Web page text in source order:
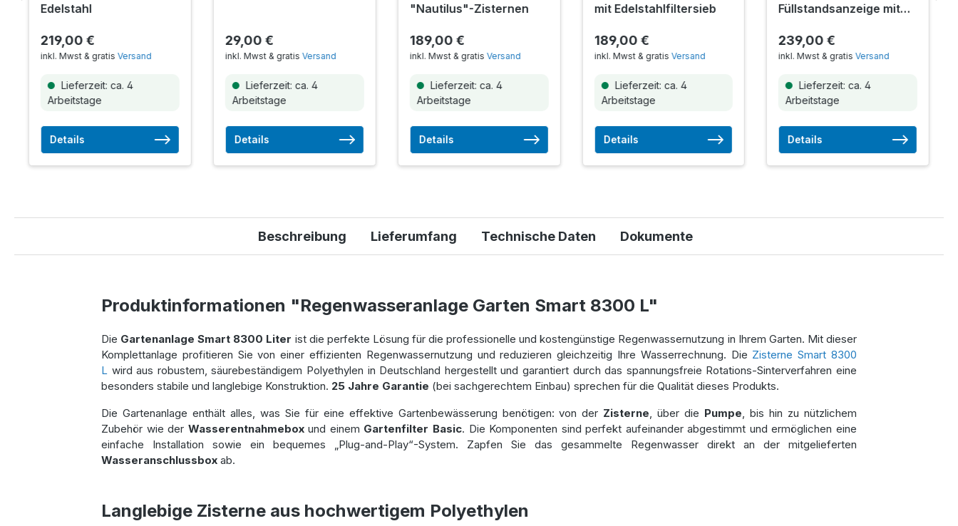
Edelstahl
219,00 €
inkl. Mwst & gratis Versand
Lieferzeit: ca. 4
Arbeitstage
Details
29,00 €
inkl. Mwst & gratis Versand
Lieferzeit: ca. 4
Arbeitstage
Details
"Nautilus"-Zisternen
189,00 €
inkl. Mwst & gratis Versand
Lieferzeit: ca. 4
Arbeitstage
Details
mit Edelstahlfiltersieb
189,00 €
inkl. Mwst & gratis Versand
Lieferzeit: ca. 4
Arbeitstage
Details
Füllstandsanzeige mit
239,00 €
inkl. Mwst & gratisVersand
Lieferzeit: ca. 4
Arbeitstage
Details
Beschreibung Lieferumfang Technische Daten Dokumente
Produktinformationen "Regenwasseranlage Garten Smart 8300 L"
Die Gartenanlage Smart 8300 Liter ist die perfekte Lösung für die professionelle und kostengünstige Regenwassernutzung in Ihrem Garten. Mit dieser
Komplettanlage profitieren Sie von einer effizienten Regenwassernutzung und reduzieren gleichzeitig Ihre Wasserrechnung. Die Zisterne Smart 8300
L wird aus robustem, säurebeständigem Polyethylen in Deutschland hergestellt und garantiert durch das spannungsfreie Rotations-Sinterverfahren eine
besonders stabile und langlebige Konstruktion. 25 Jahre Garantie (bei sachgerechtem Einbau) sprechen für die Qualität dieses Produkts.
Die Gartenanlage enthält alles, was Sie für eine effektive Gartenbewässerung benötigen: von der Zisterne , über die Pumpe , bis hin zu nützlichem
Zubehör wie der Wasserentnahmeboxund einem Gartenfilter Basic. Die Komponenten sind perfekt aufeinander abgestimmt und ermöglichen eine
einfache Installation sowie ein bequemes „Plug-and-Play“-System. Zapfen Sie das gesammelte Regenwasser direkt an der mitgelieferten
Wasseranschlussbox ab.
Langlebige Zisterne aus hochwertigem Polyethylen